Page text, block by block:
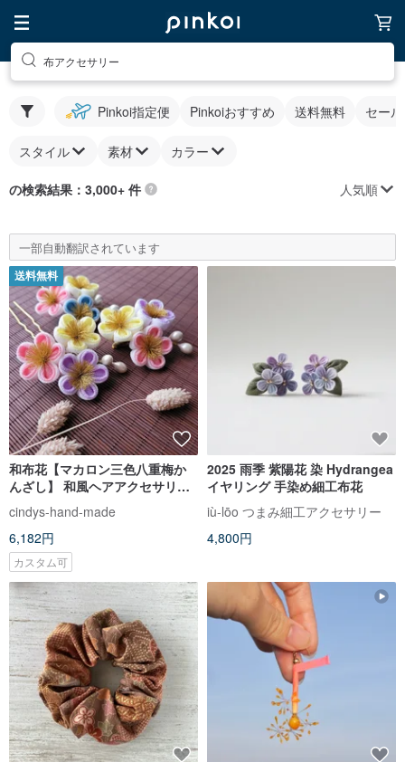
布アクセサリー
Pinkoi指定便 Pinkoiおすすめ 送料無料 セー
スタイル 素材 カラー
の検索結果：3,000+ 件 人気順
一部自動翻訳されています
送料無料
和布花【マカロン三色八重梅か
んざし】 和風ヘアアクセサリー|
つまみ細工
cindys-hand-made
6,182円
カスタム可
2025 雨季 紫陽花 染 Hydrangea
イヤリング 手染め細工布花
iù-lōo つまみ細工アクセサリー
4,800円